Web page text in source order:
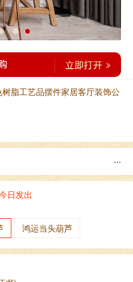
脂工艺品摆件家居客厅装饰公
···
日发出
鸿运当头葫芦